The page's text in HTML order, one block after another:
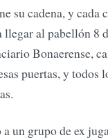
su cadena, y cada
llegar al pabellón 8
Bonaerense,
puertas, y todos
un grupo de ex